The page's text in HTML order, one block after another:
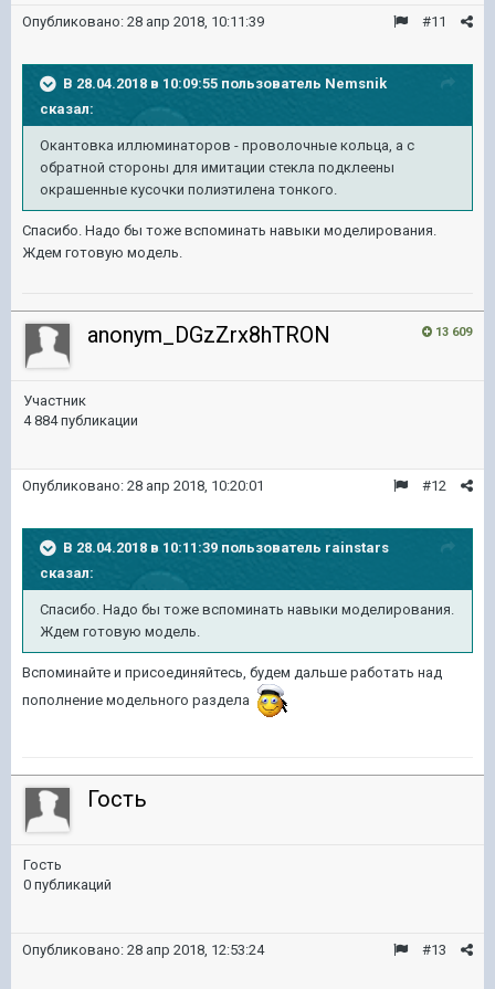
#11
Опубликовано: 28 апр 2018, 10:11:39
В 28.04.2018 в 10:09:55 пользователь Nemsnik
сказал:
Окантовка иллюминаторов - проволочные кольца, а с
обратной стороны для имитации стекла подклеены
окрашенные кусочки полиэтилена тонкого.
Спасибо. Надо бы тоже вспоминать навыки моделирования.
Ждем готовую модель.
13 609
anonym_DGzZrx8hTRON
Участник
4 884 публикации
#12
Опубликовано: 28 апр 2018, 10:20:01
В 28.04.2018 в 10:11:39 пользователь rainstars
сказал:
Спасибо. Надо бы тоже вспоминать навыки моделирования.
Ждем готовую модель.
Вспоминайте и присоединяйтесь, будем дальше работать над
пополнение модельного раздела
Гость
Гость
0 публикаций
#13
Опубликовано: 28 апр 2018, 12:53:24